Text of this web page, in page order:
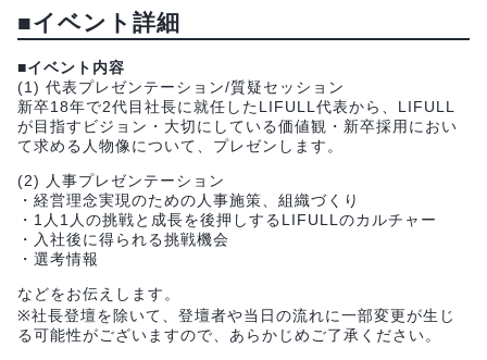
■イベント詳細
■イベント内容
(1) 代表プレゼンテーション/質疑セッション
新卒18年で2代目社長に就任したLIFULL代表から、LIFULL
が目指すビジョン・大切にしている価値観・新卒採用におい
て求める人物像について、プレゼンします。
(2) 人事プレゼンテーション
・経営理念実現のための人事施策、組織づくり
・1人1人の挑戦と成長を後押しするLIFULLのカルチャー
・入社後に得られる挑戦機会
・選考情報
などをお伝えします。
※社長登壇を除いて、登壇者や当日の流れに一部変更が生じ
る可能性がございますので、あらかじめご了承ください。